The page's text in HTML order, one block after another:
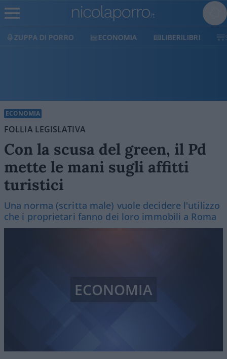
ECONOMIA LIBERILIBRI SHOP SOSTIENICI
ECONOMIA
FOLLIA LEGISLATIVA
Con la scusa del green, il Pd
mette le mani sugli affitti
turistici
Una norma (scritta male) vuole decidere l'utilizzo
che i proprietari fanno dei loro immobili a Roma
ECONOMIA